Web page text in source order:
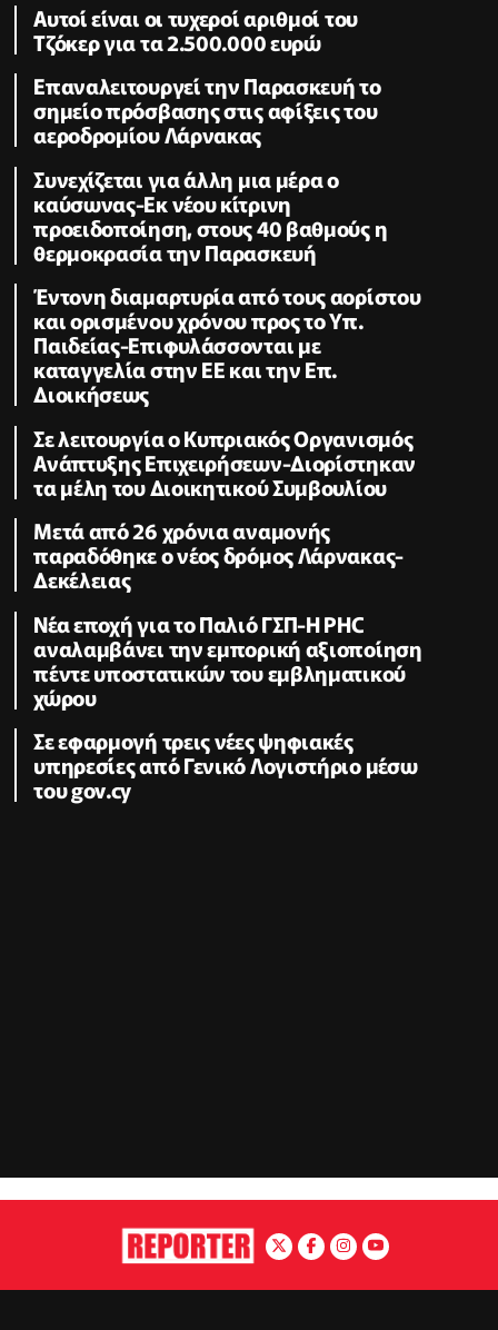
Αυτοί είναι οι τυχεροί αριθμοί του
Τζόκερ για τα 2.500.000 ευρώ
Επαναλειτουργεί την Παρασκευή το
σημείο πρόσβασης στις αφίξεις του
αεροδρομίου Λάρνακας
Συνεχίζεται για άλλη μια μέρα ο
καύσωνας-Εκ νέου κίτρινη
προειδοποίηση, στους 40 βαθμούς η
θερμοκρασία την Παρασκευή
Έντονη διαμαρτυρία από τους αορίστου
και ορισμένου χρόνου προς το Υπ.
Παιδείας-Επιφυλάσσονται με
καταγγελία στην ΕΕ και την Επ.
Διοικήσεως
Σε λειτουργία ο Κυπριακός Οργανισμός
Ανάπτυξης Επιχειρήσεων-Διορίστηκαν
τα μέλη του Διοικητικού Συμβουλίου
Μετά από 26 χρόνια αναμονής
παραδόθηκε ο νέος δρόμος Λάρνακας-
Δεκέλειας
Νέα εποχή για το Παλιό ΓΣΠ-Η PHC
αναλαμβάνει την εμπορική αξιοποίηση
πέντε υποστατικών του εμβληματικού
χώρου
Σε εφαρμογή τρεις νέες ψηφιακές
υπηρεσίες από Γενικό Λογιστήριο μέσω
του gov.cy